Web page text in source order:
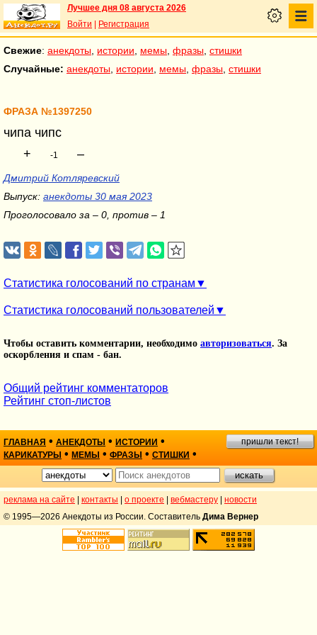
Лучшее дня 08 августа 2026
Войти
Регистрация
Свежие: анекдоты истории мемы фразы стишки
Случайные: анекдоты истории мемы фразы стишки
ФРАЗА №1397250
чипа чипс
+
-1 –
Дмитрий Котляревский
Выпуск: анекдоты 30 мая 2023
Проголосовало за – 0, против – 1
Статистика голосований по странам
Статистика голосований пользователей
Чтобы оставить комментарии, необходимо авторизоваться. За
оскорбления и спам - бан.
Общий рейтинг комментаторов
Рейтинг стоп-листов
ГЛАВНАЯ • АНЕКДОТЫ • ИСТОРИИ •
КАРИКАТУРЫ • МЕМЫ • ФРАЗЫ • СТИШКИ •
пришли текст!
реклама на сайте контакты о проекте вебмастеру
новости
© 1995—2026 Анекдоты из России. Составитель Дима Вернер